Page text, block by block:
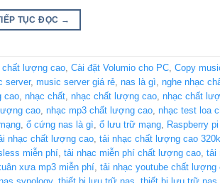
TỤC ĐỌC →
chất lượng cao Cài đặt Volumio cho PC Copy
server, music server giá rẻ nas là gì nghe nhạc
cao nhạc chất nhạc chất lượng cao nhạc chất
cao nhạc mp3 chất lượng cao nhạc test loa
ổ cứng nas là gì ổ lưu trữ mạng Raspberry
nhạc chất lượng cao tải nhạc chất lượng cao
miễn phí tải nhạc miễn phí chất lượng cao tải
xưa mp3 miễn phí tải nhạc youtube chất lượng